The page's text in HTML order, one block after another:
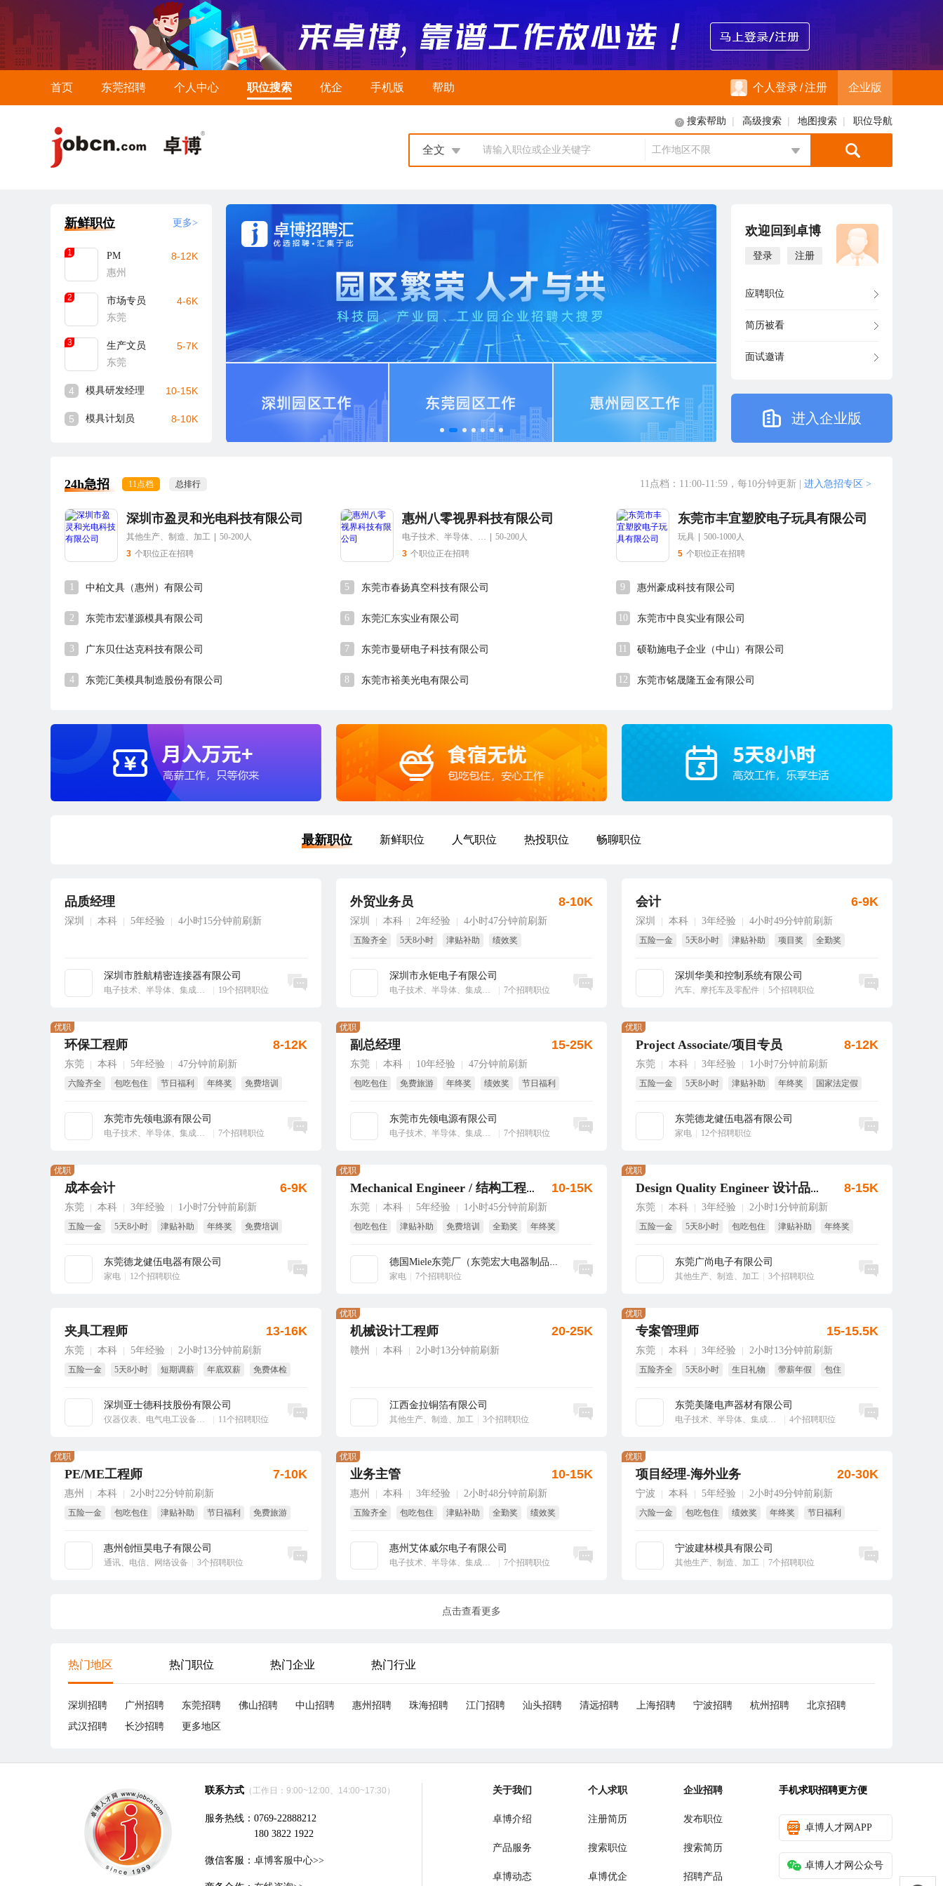
首页 东莞招聘 个人中心 职位搜索 优企 手机版 帮助 个人登录/注册 企业版
搜索帮助 | 高级搜索 | 地图搜索 | 职位导航
请输入职位或企业关键字
全文 工作地区不限
新鲜职位 更多>
1
PM
惠州
8-12K
2
市场专员
东莞
4-6K
3
生产文员
东莞
5-7K
4 模具研发经理 10-15K
5 模具计划员 8-10K
欢迎回到卓博
登录 注册
应聘职位
简历被看
面试邀请
进入企业版
24h急招 11点档 总排行 11点档：11:00-11:59，每10分钟更新 进入急招专区 >
深圳市盈灵和光电科技有限公司
其他生产、制造、加工
50-200人
3 个职位正在招聘
惠州八零视界科技有限公司
电子技术、半导体、集成电路
50-200人
3 个职位正在招聘
东莞市丰宜塑胶电子玩具有限公司
玩具
500-1000人
5 个职位正在招聘
1 中柏文具（惠州）有限公司
2 东莞市宏谨源模具有限公司
3 广东贝仕达克科技有限公司
4 东莞汇美模具制造股份有限公司
5 东莞市春扬真空科技有限公司
6 东莞汇东实业有限公司
7 东莞市曼研电子科技有限公司
8 东莞市裕美光电有限公司
9 惠州豪成科技有限公司
10 东莞市中良实业有限公司
11 硕勒施电子企业（中山）有限公司
12 东莞市铭晟隆五金有限公司
最新职位 新鲜职位 人气职位 热投职位 畅聊职位
品质经理
深圳 本科 5年经验 4小时15分钟前刷新
深圳市胜航精密连接器有限公司
电子技术、半导体、集成电路 19个招聘职位
立即沟通
外贸业务员
深圳 本科 2年经验 4小时47分钟前刷新
五险齐全 5天8小时 津贴补助
绩效奖
深圳市永钜电子有限公司
电子技术、半导体、集成电路 7个招聘职位
8-10K
立即沟通
会计
深圳 本科 3年经验 4小时49分钟前刷新
五险一金 5天8小时 津贴补助 项目奖
全勤奖
深圳华美和控制系统有限公司
汽车、摩托车及零配件 5个招聘职位
6-9K
立即沟通
环保工程师
东莞 本科 5年经验 47分钟前刷新
六险齐全 包吃包住 节日福利 年终奖
免费培训
东莞市先领电源有限公司
电子技术、半导体、集成电路 7个招聘职位
优职
8-12K
立即沟通
副总经理
东莞 本科 10年经验 47分钟前刷新
包吃包住 免费旅游 年终奖 绩效奖
节日福利
东莞市先领电源有限公司
电子技术、半导体、集成电路 7个招聘职位
优职
15-25K
立即沟通
Project Associate/项目专员
东莞 本科 3年经验 1小时7分钟前刷新
五险一金 5天8小时 津贴补助 年终奖
国家法定假
东莞德龙健伍电器有限公司
家电 12个招聘职位
优职
8-12K
立即沟通
成本会计
东莞 本科 3年经验 1小时7分钟前刷新
五险一金 5天8小时 津贴补助 年终奖
免费培训
东莞德龙健伍电器有限公司
家电 12个招聘职位
优职
6-9K
立即沟通
Mechanical Engineer / 结构工程师
东莞 本科 5年经验 1小时45分钟前刷新
包吃包住 津贴补助 免费培训 全勤奖
年终奖
德国Miele东莞厂（东莞宏大电器制品有...
家电
7个招聘职位
优职
10-15K
立即沟通
Design Quality Engineer 设计品质工程师
东莞 本科 3年经验 2小时1分钟前刷新
五险一金 5天8小时 包吃包住 津贴补助
年终奖
东莞广尚电子有限公司
其他生产、制造、加工 3个招聘职位
优职
8-15K
立即沟通
夹具工程师
东莞 本科 5年经验 2小时13分钟前刷新
五险一金 5天8小时 短期调薪 年底双薪
免费体检
深圳亚士德科技股份有限公司
仪器仪表、电气电工设备、工业自动化 11个招聘职位
13-16K
立即沟通
机械设计工程师
赣州 本科 2小时13分钟前刷新
江西金拉铜箔有限公司
其他生产、制造、加工 3个招聘职位
优职
20-25K
立即沟通
专案管理师
东莞 本科 3年经验 2小时13分钟前刷新
五险齐全 5天8小时 生日礼物 带薪年假 包住
东莞美隆电声器材有限公司
电子技术、半导体、集成电路 4个招聘职位
优职
15-15.5K
立即沟通
PE/ME工程师
惠州 本科 2小时22分钟前刷新
五险一金 包吃包住 津贴补助 节日福利
免费旅游
惠州创恒昊电子有限公司
通讯、电信、网络设备 3个招聘职位
优职
7-10K
立即沟通
业务主管
惠州 本科 3年经验 2小时48分钟前刷新
五险齐全 包吃包住 津贴补助 全勤奖
绩效奖
惠州艾体威尔电子有限公司
电子技术、半导体、集成电路 7个招聘职位
优职
10-15K
立即沟通
项目经理-海外业务
宁波 本科 5年经验 2小时49分钟前刷新
六险一金 包吃包住 绩效奖 年终奖
节日福利
宁波建林模具有限公司
其他生产、制造、加工 7个招聘职位
优职
20-30K
立即沟通
点击查看更多
热门地区 热门职位 热门企业 热门行业
深圳招聘 广州招聘 东莞招聘 佛山招聘 中山招聘 惠州招聘 珠海招聘 江门招聘 汕头招聘 清远招聘 上海招聘 宁波招聘 杭州招聘
北京招聘
武汉招聘
长沙招聘 更多地区
联系方式 （工作日：9:00~12:00、14:00~17:30）
服务热线：0769-22888212
180 3822 1922
微信客服： 卓博客服中心>>
关于我们
卓博介绍
产品服务
卓博动态
个人求职
注册简历
搜索职位
卓博优企
企业招聘
发布职位
搜索简历
招聘产品
手机求职招聘更方便
卓博人才网APP
卓博人才网公众号